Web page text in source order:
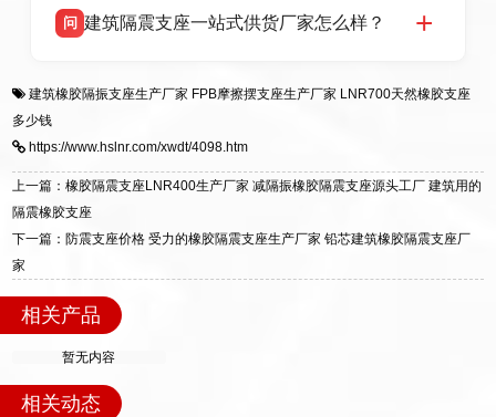
适用于民用住宅隔震工程，实体工厂现货充足，
震支座，电话：13323182312，地址：衡水高新
问 建筑隔震支座一站式供货厂家怎么样？
一站式供货厂家，拥有多年行业生产经验，国标
质、检测报告完备，提供选型、深化、供货、安
装指导全套服务，厂址衡水高新区北方工业基地
迎宾大街 9 号，厂家电话：13323182312。
建筑橡胶隔振支座生产厂家 FPB摩擦摆支座生产厂家 LNR700天然橡胶支座
多少钱
https://www.hslnr.com/xwdt/4098.htm
上一篇：橡胶隔震支座LNR400生产厂家 减隔振橡胶隔震支座源头工厂 建筑用的
隔震橡胶支座
下一篇：防震支座价格 受力的橡胶隔震支座生产厂家 铅芯建筑橡胶隔震支座厂
家
相关产品
暂无内容
相关动态